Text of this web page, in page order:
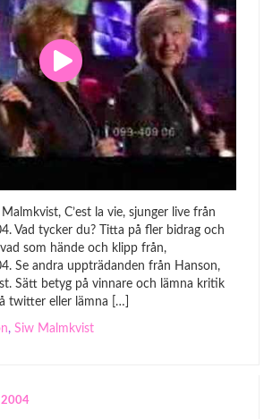
C’est la vie, sjunger live från
Vad tycker du? Titta på fler bidrag och
som hände och klipp från,
Se andra uppträdanden från Hanson,
Sätt betyg på vinnare och lämna kritik
twitter eller lämna […]
, Siw Malmkvist
2004